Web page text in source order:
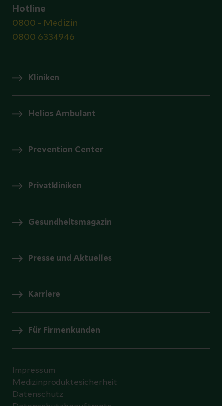
Hotline
0800 - Medizin
0800 6334946
Kliniken
Helios Ambulant
Prevention Center
Privatkliniken
Gesundheitsmagazin
Presse und Aktuelles
Karriere
Für Firmenkunden
Impressum
Medizinproduktesicherheit
Datenschutz